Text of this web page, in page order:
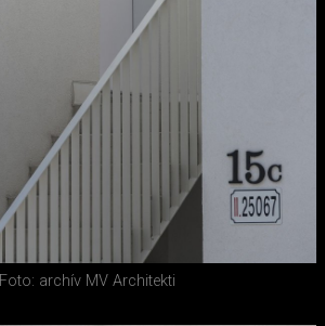
Foto: archív MV Architekti